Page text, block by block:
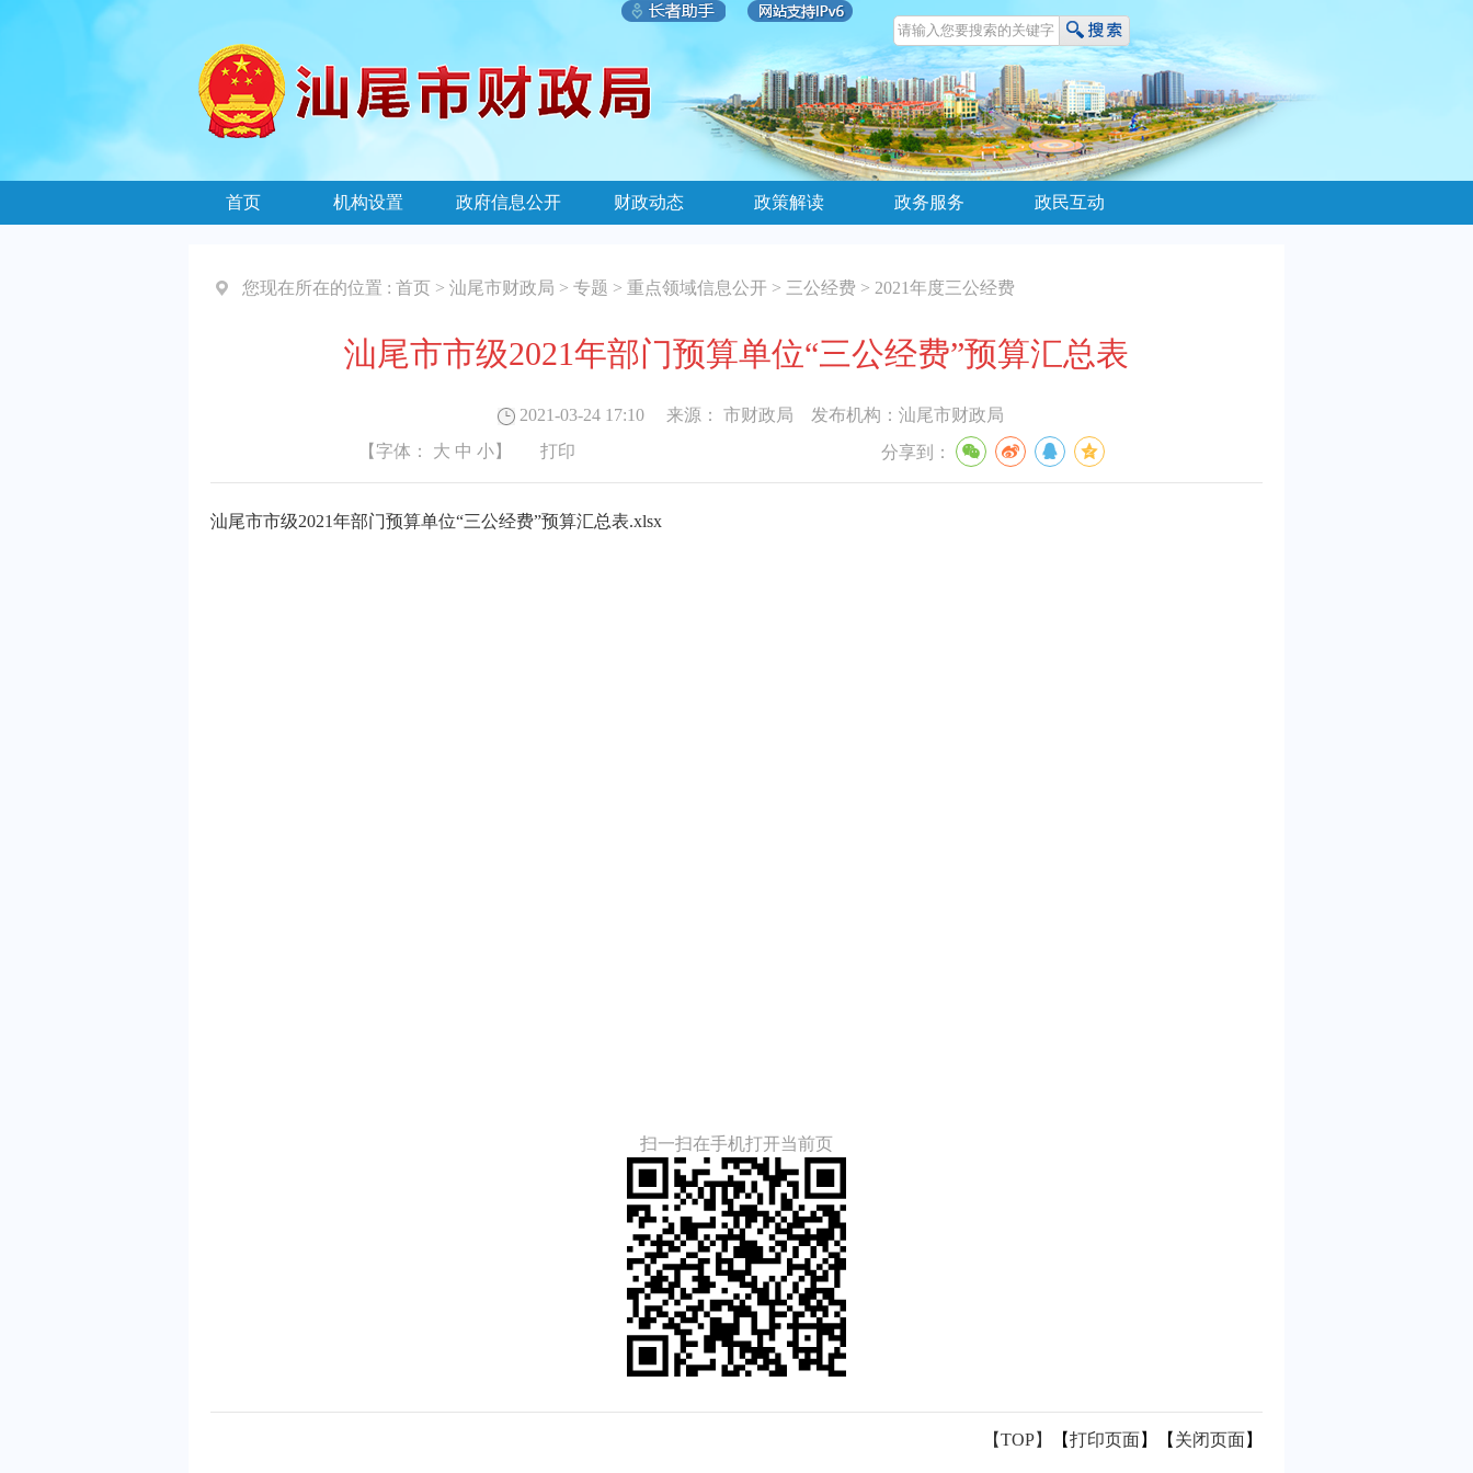
首页 机构设置 政府信息公开 财政动态 政策解读 政务服务 政民互动
您现在所在的位置 : 首页 > 汕尾市财政局 > 专题 > 重点领域信息公开 > 三公经费 > 2021年度三公经费
汕尾市市级2021年部门预算单位“三公经费”预算汇总表
2021-03-24 17:10来源： 市财政局 发布机构： 汕尾市财政局
【字体： 大 中 小】 打印 分享到：
汕尾市市级2021年部门预算单位“三公经费”预算汇总表.xlsx
扫一扫在手机打开当前页
【TOP】 【打印页面】【 关闭页面】